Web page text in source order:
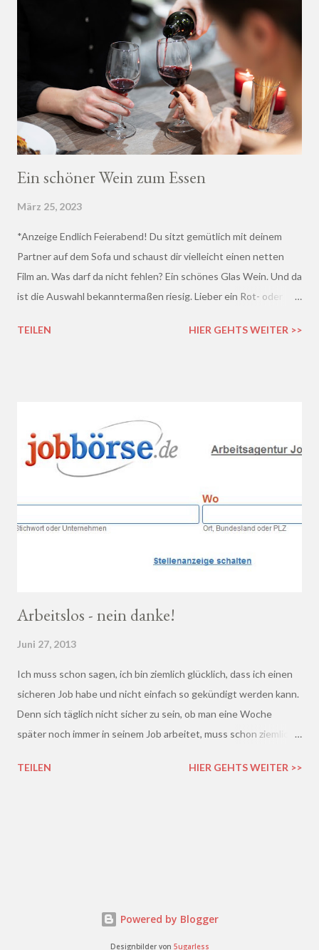
Ein schöner Wein zum Essen
März 25, 2023
*Anzeige Endlich Feierabend! Du sitzt gemütlich mit deinem
Partner auf dem Sofa und schaust dir vielleicht einen netten
Film an. Was darf da nicht fehlen? Ein schönes Glas Wein. Und da
ist die Auswahl bekanntermaßen riesig. Lieber ein Rot- oder
lieblich? Du hast die Qual der Wahl :D Wenn du so wie ich kaum
TEILEN HIER GEHTS WEITER >>
Arbeitslos - nein danke!
Juni 27, 2013
Ich muss schon sagen, ich bin ziemlich glücklich, dass ich einen
sicheren Job habe und nicht einfach so gekündigt werden kann.
Denn sich täglich nicht sicher zu sein, ob man eine Woche
später noch immer in seinem Job arbeitet, muss schon ziemlich
derzeitigen Situation kommt es ja leider gar nicht so wenig vor,
TEILEN HIER GEHTS WEITER >>
Powered by Blogger
Designbilder von 5ugarless